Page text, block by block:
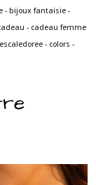
- bijoux fantaisie -
- cadeau femme
escaledoree - colors -